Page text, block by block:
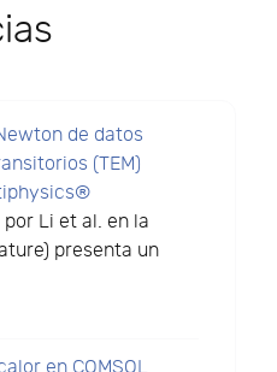
de datos
(TEM)
Li et al. en la
presenta un